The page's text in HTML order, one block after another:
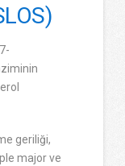
geriliği,
major ve